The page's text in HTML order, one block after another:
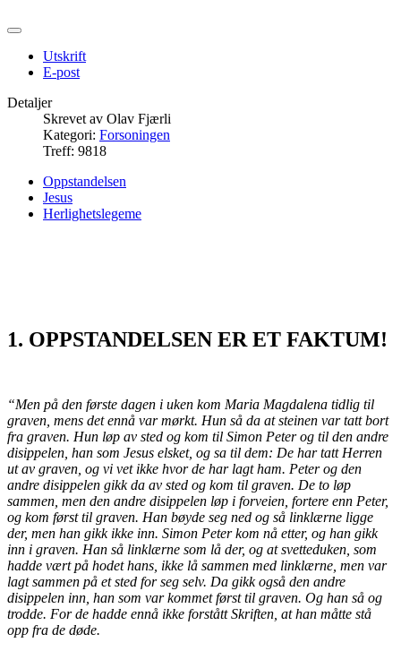
Utskrift
E-post
Detaljer
Skrevet av Olav Fjærli
Kategori: Forsoningen
Treff: 9818
Oppstandelsen
Jesus
Herlighetslegeme
1. OPPSTANDELSEN ER ET FAKTUM!
“Men på den første dagen i uken kom Maria Magdalena tidlig til
graven, mens det ennå var mørkt. Hun så da at steinen var tatt bort
fra graven. Hun løp av sted og kom til Simon Peter og til den andre
disippelen, han som Jesus elsket, og sa til dem: De har tatt Herren
ut av graven, og vi vet ikke hvor de har lagt ham. Peter og den
andre disippelen gikk da av sted og kom til graven. De to løp
sammen, men den andre disippelen løp i forveien, fortere enn Peter,
og kom først til graven. Han bøyde seg ned og så linklærne ligge
der, men han gikk ikke inn. Simon Peter kom nå etter, og han gikk
inn i graven. Han så linklærne som lå der, og at svetteduken, som
hadde vært på hodet hans, ikke lå sammen med linklærne, men var
lagt sammen på et sted for seg selv. Da gikk også den andre
disippelen inn, han som var kommet først til graven. Og han så og
trodde. For de hadde ennå ikke forstått Skriften, at han måtte stå
opp fra de døde.